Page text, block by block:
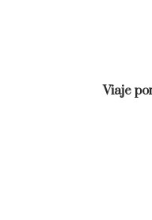
Viaje